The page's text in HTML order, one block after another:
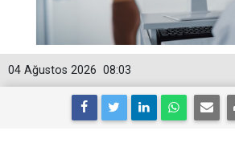
08:03
04 Ağustos 2026